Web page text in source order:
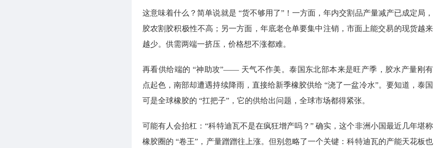
这意味着什么？简单说就是 “货不够用了”！一方面，年内交割品产量减产已成定局，
胶农割胶积极性不高；另一方面，年底老仓单要集中注销，市面上能交易的现货越来
越少。供需两端一挤压，价格想不涨都难。
再看供给端的 “神助攻”—— 天气不作美。泰国东北部本来是旺产季，胶水产量刚有
点起色，南部却遭遇持续降雨，直接给新季橡胶供给 “浇了一盆冷水”。要知道，泰国
可是全球橡胶的 “扛把子”，它的供给出问题，全球市场都得紧张。
可能有人会抬杠：“科特迪瓦不是在疯狂增产吗？” 确实，这个非洲小国最近几年堪称
橡胶圈的 “卷王”，产量蹭蹭往上涨。但别忽略了一个关键：科特迪瓦的产能天花板也